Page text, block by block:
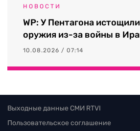
НОВОСТИ
WP: У Пентагона
оружия из-за войны в
10.08.2026 / 07:14
Выходные данные СМИ RTVI
Пользовательское соглашение